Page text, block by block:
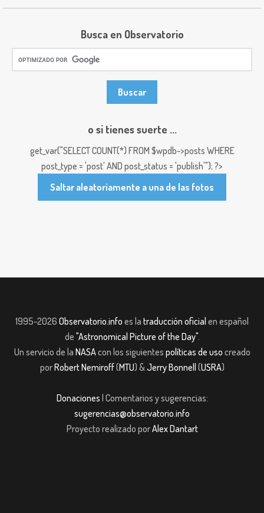
Busca en Observatorio
o si tienes suerte ...
get_var("SELECT COUNT(*) FROM $wpdb->posts WHERE
post_type = 'post' AND post_status = 'publish'"); ?>
Saltar aleatoriamente a una de las fotos
1995-2026 Observatorio.info es la traducción oficial en español
de "Astronomical Picture of the Day".
Un servicio de la NASAcon los siguientes políticas de uso creado
porRobert Nemiroff(MTU) &Jerry Bonnell (USRA)
Donaciones | Comentarios y sugerencias:
sugerencias@observatorio.info
Proyecto realizado porAlex Dantart